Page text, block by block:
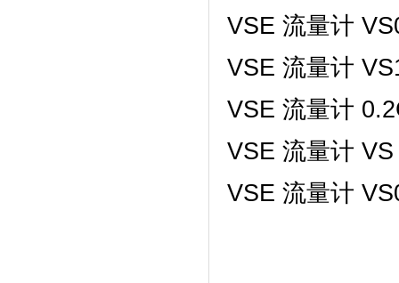
VSE 流量计
VSE 流量计
VSE 流量计
VSE 流量计
VSE 流量计